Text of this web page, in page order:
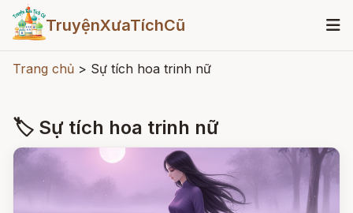
TruyệnXưaTíchCũ
Trang chủ > Sự tích hoa trinh nữ
🏷 Sự tích hoa trinh nữ